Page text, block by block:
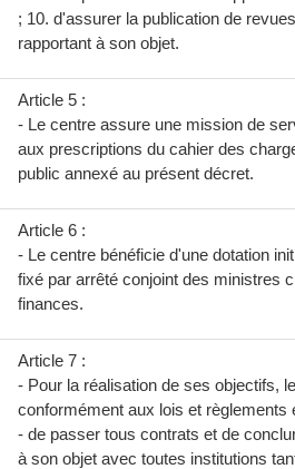
; 10. d'assurer la publication de
rapportant à son objet.
Article 5 :
- Le centre assure une mission de
aux prescriptions du cahier des
public annexé au présent décret.
Article 6 :
- Le centre bénéficie d'une dotation
fixé par arrêté conjoint des ministres
finances.
Article 7 :
- Pour la réalisation de ses objectifs,
conformément aux lois et règlements
- de passer tous contrats et de
à son objet avec toutes institutions